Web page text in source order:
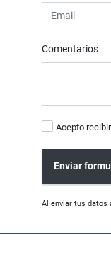
Comentarios
Acepto
Enviar
Al enviar tus